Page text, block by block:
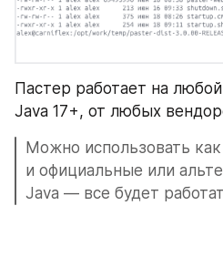
Пастер работает на
Java 17+, от любых
Можно использовать
и официальные или
Java — все будет